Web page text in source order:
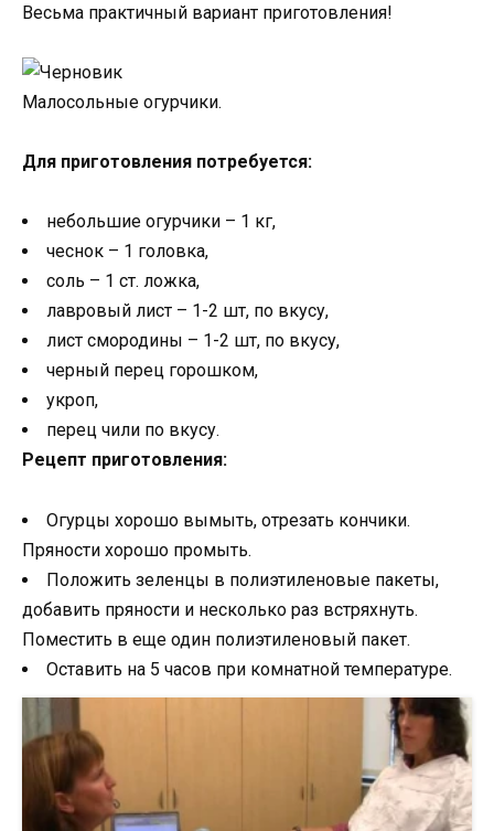
Весьма практичный вариант приготовления!
Малосольные огурчики.
Для приготовления потребуется:
небольшие огурчики – 1 кг,
чеснок – 1 головка,
соль – 1 ст. ложка,
лавровый лист – 1-2 шт, по вкусу,
лист смородины – 1-2 шт, по вкусу,
черный перец горошком,
укроп,
перец чили по вкусу.
Рецепт приготовления:
Огурцы хорошо вымыть, отрезать кончики.
Пряности хорошо промыть.
Положить зеленцы в полиэтиленовые пакеты,
добавить пряности и несколько раз встряхнуть.
Поместить в еще один полиэтиленовый пакет.
Оставить на 5 часов при комнатной температуре.